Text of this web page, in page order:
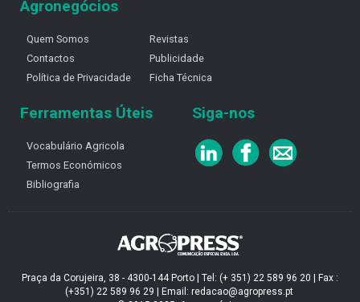
Agronegócios
Quem Somos
Contactos
Política de Privacidade
Revistas
Publicidade
Ficha Técnica
Ferramentas Úteis
Vocabulário Agricola
Termos Económicos
Bibliografia
Siga-nos
Praça da Corujeira, 38 - 4300-144 Porto | Tel: (+ 351) 22 589 96 20 | Fax :
(+351) 22 589 96 29 | Email: redacao@agropress.pt